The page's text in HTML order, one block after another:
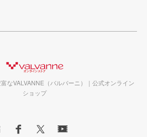
なVALVANNE（バルバーニ）｜公式オンライン
ショップ